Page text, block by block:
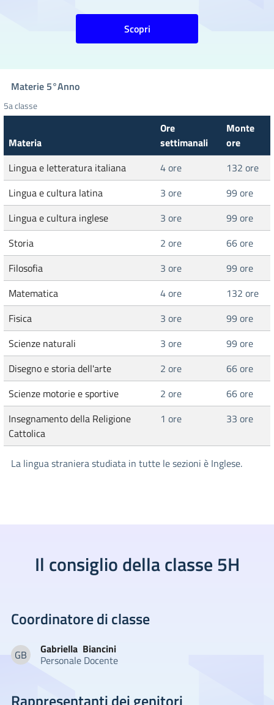
Scopri
Materie 5°Anno
5a classe
Materia
Ore
settimanali
Monte
ore
Lingua e letteratura italiana
4 ore
132 ore
Lingua e cultura latina
3 ore
99 ore
Lingua e cultura inglese
3 ore
99 ore
Storia
2 ore
66 ore
Filosofia
3 ore
99 ore
Matematica
4 ore
132 ore
Fisica
3 ore
99 ore
Scienze naturali
3 ore
99 ore
Disegno e storia dell'arte
2 ore
66 ore
Scienze motorie e sportive
2 ore
66 ore
Insegnamento della Religione
Cattolica
1 ore 33 ore
La lingua straniera studiata in tutte le sezioni è Inglese.
Il consiglio della classe 5H
Coordinatore di classe
GBGabriella Biancini
Gabriella Biancini
Personale Docente